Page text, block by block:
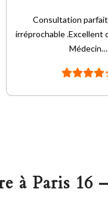
Consultation
irréprochable .Excellent
Médecin…
à Paris 16